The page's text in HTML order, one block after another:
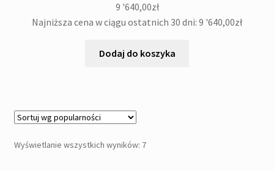
9 '640,00zł
Najniższa cena w ciągu ostatnich 30 dni: 9 '640,00zł
Dodaj do koszyka
Wyświetlanie wszystkich wyników: 7Posortowane